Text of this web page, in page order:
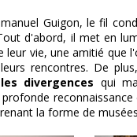
Guigon, le fil
d'abord, il met en
leur vie, une amitié que
rencontres. De
divergences qui
la forme de